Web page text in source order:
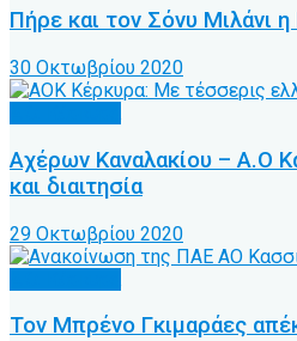
Πήρε και τον Σόνυ Μιλάνι
30 Οκτωβρίου 2020
Αχέρων Καναλακίου – Α.Ο
και διαιτησία
29 Οκτωβρίου 2020
Τον Μπρένο Γκιμαράες